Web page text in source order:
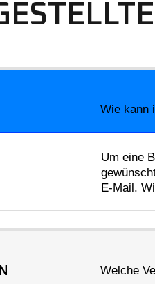
Wie kann
Um eine
E-Mail.
Welche